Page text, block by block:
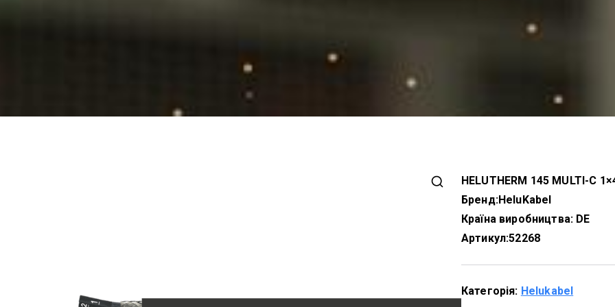
HELUTHERM 145 MULTI-C
Бренд:HeluKabel
Країна виробництва: DE
Артикул:52268
Категорія: Helukabel